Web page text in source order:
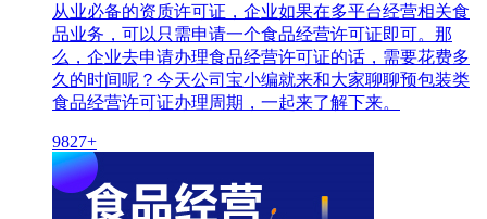
从业必备的资质许可证，企业如果在多平台经营相关食
品业务，可以只需申请一个食品经营许可证即可。那
么，企业去申请办理食品经营许可证的话，需要花费多
久的时间呢？今天公司宝小编就来和大家聊聊预包装类
食品经营许可证办理周期，一起来了解下来。
9827+